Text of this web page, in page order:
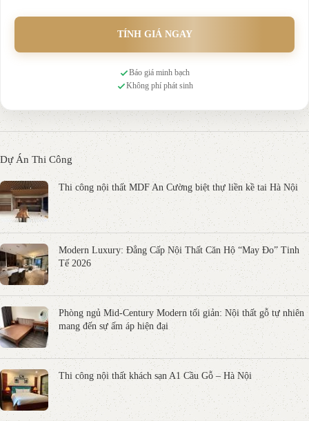
TÍNH GIÁ NGAY
Báo giá minh bạch
Không phí phát sinh
Dự Án Thi Công
Thi công nội thất MDF An Cường biệt thự liền kề tai Hà Nội
Modern Luxury: Đẳng Cấp Nội Thất Căn Hộ “May Đo” Tinh
Tế 2026
Phòng ngủ Mid-Century Modern tối giản: Nội thất gỗ tự nhiên
mang đến sự ấm áp hiện đại
Thi công nội thất khách sạn A1 Cầu Gỗ – Hà Nội